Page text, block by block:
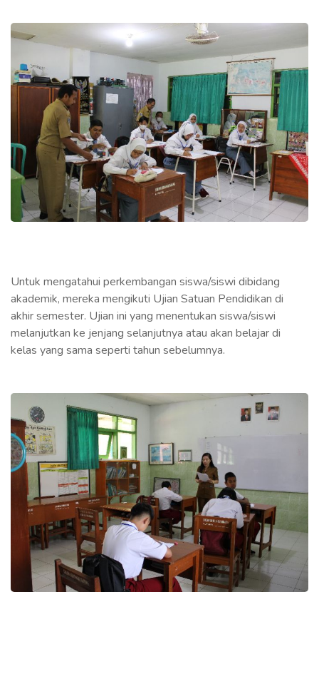
Untuk mengatahui perkembangan siswa/siswi dibidang
akademik, mereka mengikuti Ujian Satuan Pendidikan di
akhir semester. Ujian ini yang menentukan siswa/siswi
melanjutkan ke jenjang selanjutnya atau akan belajar di
kelas yang sama seperti tahun sebelumnya.